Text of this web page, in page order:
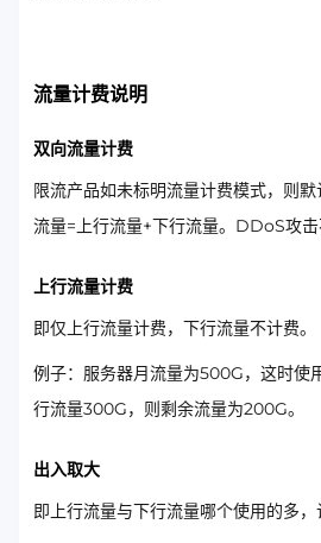
流量计费说明
双向流量计费
限流产品如未标明流量计费模式，则
流量=上行流量+下行流量。DDoS攻击
上行流量计费
即仅上行流量计费，下行流量不计费。
例子：服务器月流量为500G，这时使
行流量300G，则剩余流量为200G。
出入取大
即上行流量与下行流量哪个使用的多，